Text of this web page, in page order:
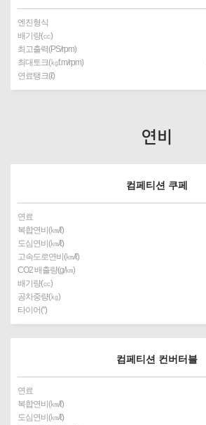
엔진형식
배기량(㏄)
최고출력(PS/rpm)
최대토크(㎏f.m/rpm)
연료탱크(ℓ)
연비
컴페티션 쿠페
연료
복합연비(㎞/ℓ)
도심연비(㎞/ℓ)
고속도로연비(㎞/ℓ)
CO2 배출량(g/㎞)
배기량(㏄)
공차중량(㎏)
타이어(″)
컴페티션 컨버터블
연료
복합연비(㎞/ℓ)
도심연비(㎞/ℓ)